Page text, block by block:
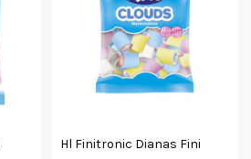
Hl Finitronic Dianas Fini